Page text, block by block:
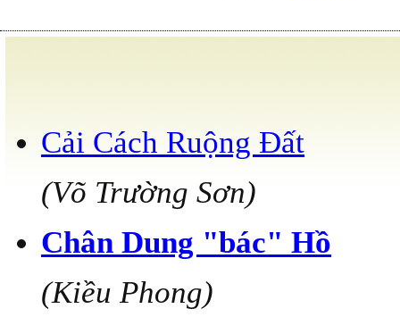
Cải Cách Ruộng Đất
(Võ Trường Sơn)
Chân Dung "bác" Hồ
(Kiều Phong)